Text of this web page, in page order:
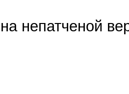
непатченой